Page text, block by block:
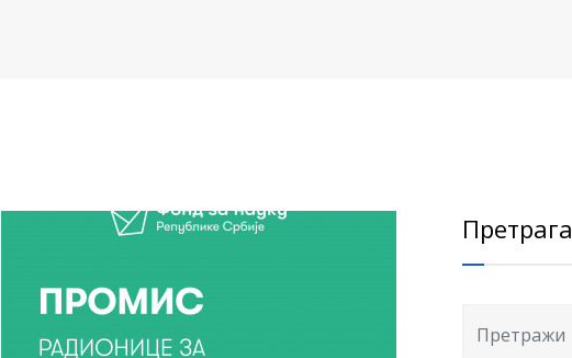
Претрага